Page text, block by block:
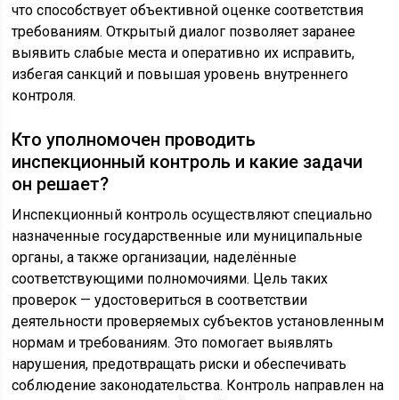
что способствует объективной оценке соответствия
требованиям. Открытый диалог позволяет заранее
выявить слабые места и оперативно их исправить,
избегая санкций и повышая уровень внутреннего
контроля.
Кто уполномочен проводить
инспекционный контроль и какие задачи
он решает?
Инспекционный контроль осуществляют специально
назначенные государственные или муниципальные
органы, а также организации, наделённые
соответствующими полномочиями. Цель таких
проверок — удостовериться в соответствии
деятельности проверяемых субъектов установленным
нормам и требованиям. Это помогает выявлять
нарушения, предотвращать риски и обеспечивать
соблюдение законодательства. Контроль направлен на